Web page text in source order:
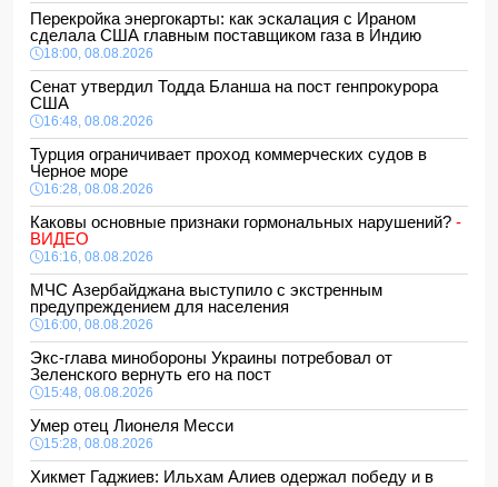
Перекройка энергокарты: как эскалация с Ираном
сделала США главным поставщиком газа в Индию
18:00, 08.08.2026
Сенат утвердил Тодда Бланша на пост генпрокурора
США
16:48, 08.08.2026
Турция ограничивает проход коммерческих судов в
Черное море
16:28, 08.08.2026
Каковы основные признаки гормональных нарушений? -
ВИДЕО
16:16, 08.08.2026
МЧС Азербайджана выступило с экстренным
предупреждением для населения
16:00, 08.08.2026
Экс-глава минобороны Украины потребовал от
Зеленского вернуть его на пост
15:48, 08.08.2026
Умер отец Лионеля Месси
15:28, 08.08.2026
Хикмет Гаджиев: Ильхам Алиев одержал победу и в